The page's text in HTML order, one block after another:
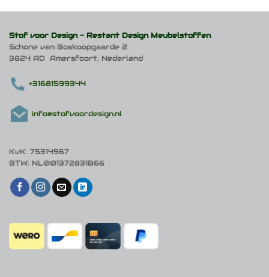
Stof voor Design - Restant Design Meubelstoffen
Schone van Boskoopgaarde 2
3824 AD Amersfoort, Nederland
+31681599344
info@stofvoordesign.nl
KvK: 75314967
BTW: NL001372831B66